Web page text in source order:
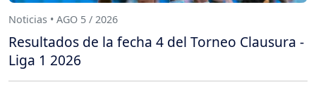
Noticias • AGO 5 / 2026
Resultados de la fecha 4 del Torneo Clausura -
Liga 1 2026